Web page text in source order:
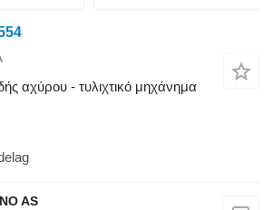
αχύρου - τυλιχτικό μηχάνημα
AS